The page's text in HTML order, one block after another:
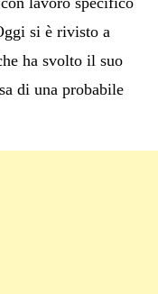
si è rivisto a
ha svolto il suo
di una probabile